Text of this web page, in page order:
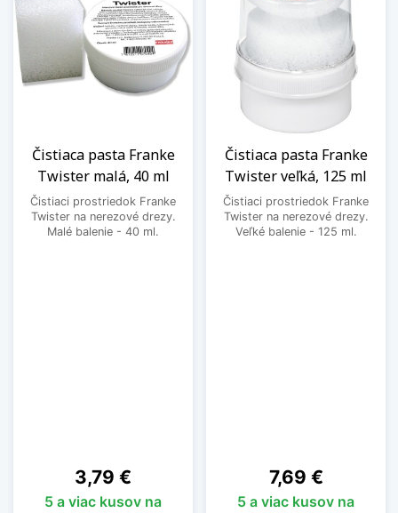
Čistiaca pasta Franke
Twister malá, 40 ml
Čistiaci prostriedok Franke
Twister na nerezové drezy.
Malé balenie - 40 ml.
Cena
3,79 €
5 a viac kusov na
Čistiaca pasta Franke
Twister veľká, 125 ml
Čistiaci prostriedok Franke
Twister na nerezové drezy.
Veľké balenie - 125 ml.
Cena
7,69 €
5 a viac kusov na